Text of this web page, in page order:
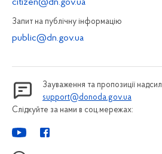
citizen@dn.gov.ua
Запит на публiчну інформацiю
public@dn.gov.ua
Зауваження та пропозиції
support@donoda.gov.ua
Слідкуйте за нами в соц.мережах: